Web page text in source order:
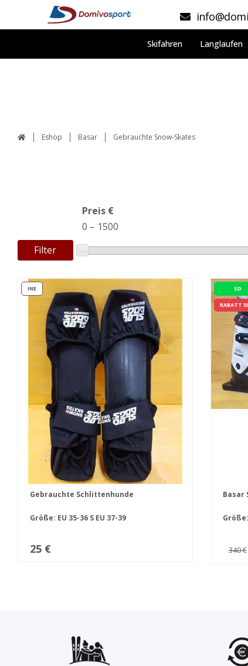
Skifahren Langlaufen
Eshop Basar Gebrauchte Snow-Skates
Filter
Preis €
0 – 1500
INE
Gebrauchte Schlittenhunde
Größe: EU 35-36 S EU 37-39
25 €
SD
RABATT
Basar
340 €